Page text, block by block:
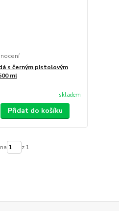
s černým pistolovým
ml
skladem
Přidat do košíku
z 1